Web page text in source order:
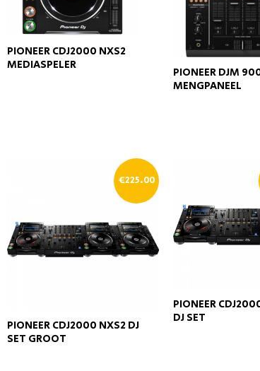
PIONEER CDJ2000 NXS2
MEDIASPELER
PIONEER DJM
MENGPANEEL
PIONEER CDJ2000 NXS2 DJ
SET GROOT
€225.00
PIONEER
DJ SET